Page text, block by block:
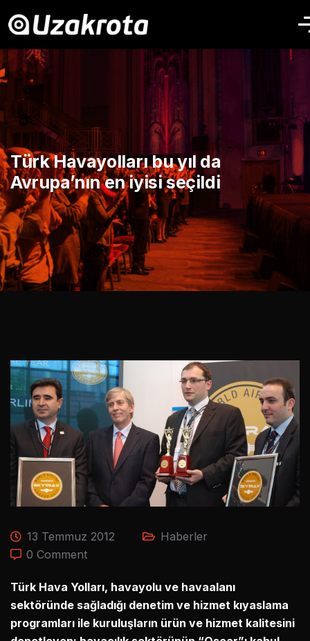
Türk Havayolları bu yıl da
Avrupa’nın en iyisi seçildi
13 Temmuz 2012
Haberler
0 Comment
Türk Hava Yolları, havayolu ve havaalanı
sektöründe sağladığı denetim ve hizmet kıyaslama
programları ile kuruluşların ürün ve hizmet kalitesini